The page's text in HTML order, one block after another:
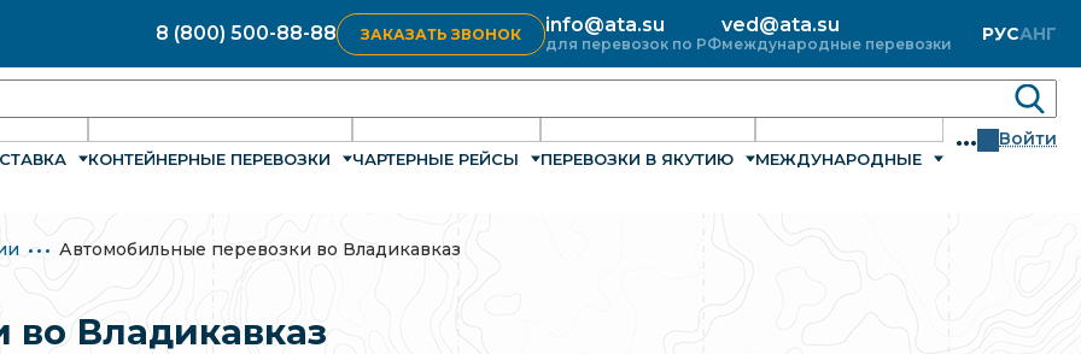
8 (800) 500-88-88 ЗАКАЗАТЬ ЗВОНОК info@ata.su
для перевозок по РФ
ved@ata.su
международные перевозки РУСАНГ
КОНТЕЙНЕРНЫЕ ПЕРЕВОЗКИ ЧАРТЕРНЫЕ РЕЙСЫ ПЕРЕВОЗКИ В ЯКУТИЮ МЕЖДУНАРОДНЫЕ
... Войти
Автомобильные перевозки во Владикавказ
Владикавказ